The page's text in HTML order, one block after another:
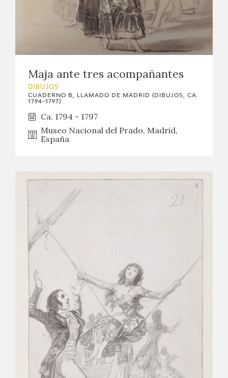
Maja ante tres acompañantes
DIBUJOS
CUADERNO B, LLAMADO DE MADRID (DIBUJOS, CA.
1794-1797)
Ca. 1794 - 1797
Museo Nacional del Prado, Madrid,
España